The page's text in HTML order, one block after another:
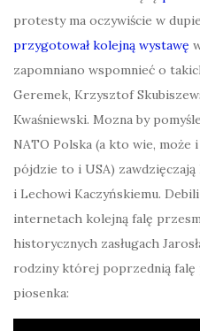
protesty ma oczywiście w
przygotował kolejną wystawę
zapomniano wspomnieć o
Geremek, Krzysztof
Kwaśniewski. Mozna by
NATO Polska (a kto wie, może
pójdzie to i USA)
i Lechowi Kaczyńskiemu.
internetach kolejną falę
historycznych zasługach
rodziny której poprzednią falę
piosenka: